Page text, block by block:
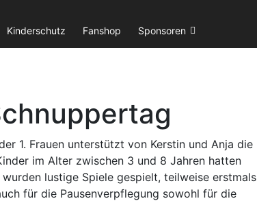
Kinderschutz Fanshop Sponsoren
1. Frauen unterstützt von Kerstin und Anja die
im Alter zwischen 3 und 8 Jahren hatten
lustige Spiele gespielt, teilweise erstmals
für die Pausenverpflegung sowohl für die